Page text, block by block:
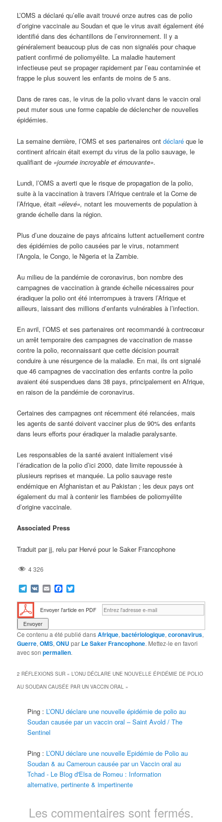
L’OMS a déclaré qu’elle avait trouvé onze autres cas de polio
d’origine vaccinale au Soudan et que le virus avait également été
identifié dans des échantillons de l’environnement. Il y a
généralement beaucoup plus de cas non signalés pour chaque
patient confirmé de poliomyélite. La maladie hautement
infectieuse peut se propager rapidement par l’eau contaminée et
frappe le plus souvent les enfants de moins de 5 ans.
Dans de rares cas, le virus de la polio vivant dans le vaccin oral
peut muter sous une forme capable de déclencher de nouvelles
épidémies.
La semaine dernière, l’OMS et ses partenaires ontdéclaré que le
continent africain était exempt du virus de la polio sauvage, le
qualifiant de «journée incroyable et émouvante».
Lundi, l’OMS a averti que le risque de propagation de la polio,
suite à la vaccination à travers l’Afrique centrale et la Corne de
l’Afrique, était «élevé», notant les mouvements de population à
grande échelle dans la région.
Plus d’une douzaine de pays africains luttent actuellement contre
des épidémies de polio causées par le virus, notamment
l’Angola, le Congo, le Nigeria et la Zambie.
Au milieu de la pandémie de coronavirus, bon nombre des
campagnes de vaccination à grande échelle nécessaires pour
éradiquer la polio ont été interrompues à travers l’Afrique et
ailleurs, laissant des millions d’enfants vulnérables à l’infection.
En avril, l’OMS et ses partenaires ont recommandé à contrecœur
un arrêt temporaire des campagnes de vaccination de masse
contre la polio, reconnaissant que cette décision pourrait
conduire à une résurgence de la maladie. En mai, ils ont signalé
que 46 campagnes de vaccination des enfants contre la polio
avaient été suspendues dans 38 pays, principalement en Afrique,
en raison de la pandémie de coronavirus.
Certaines des campagnes ont récemment été relancées, mais
les agents de santé doivent vacciner plus de 90% des enfants
dans leurs efforts pour éradiquer la maladie paralysante.
Les responsables de la santé avaient initialement visé
l’éradication de la polio d’ici 2000, date limite repoussée à
plusieurs reprises et manquée. La polio sauvage reste
endémique en Afghanistan et au Pakistan ; les deux pays ont
également du mal à contenir les flambées de poliomyélite
d’origine vaccinale.
Associated Press
Traduit par jj, relu par Hervé pour le Saker Francophone
4 326
Telegram
VK EmailFacebook
Envoyer l'article en PDF
Ce contenu a été publié dansAfrique,bactériologique,coronavirus,
Guerre,OMS,ONU par Le Saker Francophone. Mettez-le en favori
avec sonpermalien.
2 RÉFLEXIONS SUR «L’ONU DÉCLARE UNE NOUVELLE ÉPIDÉMIE DE POLIO
AU SOUDAN CAUSÉE PAR UN VACCIN ORAL »
Ping : L’ONU déclare une nouvelle épidémie de polio au
Soudan causée par un vaccin oral – Saint Avold / The
Sentinel
Ping : L’ONU déclare une nouvelle Epidémie de Polio au
Soudan & au Cameroun causée par un Vaccin oral au
Tchad - Le Blog d'Elsa de Romeu : Information
alternative, pertinente & impertinente
Les commentaires sont fermés.